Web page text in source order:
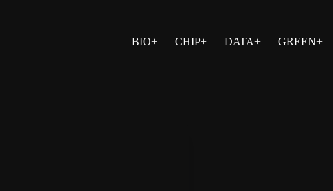
BIO+ CHIP+ DATA+ GREEN+